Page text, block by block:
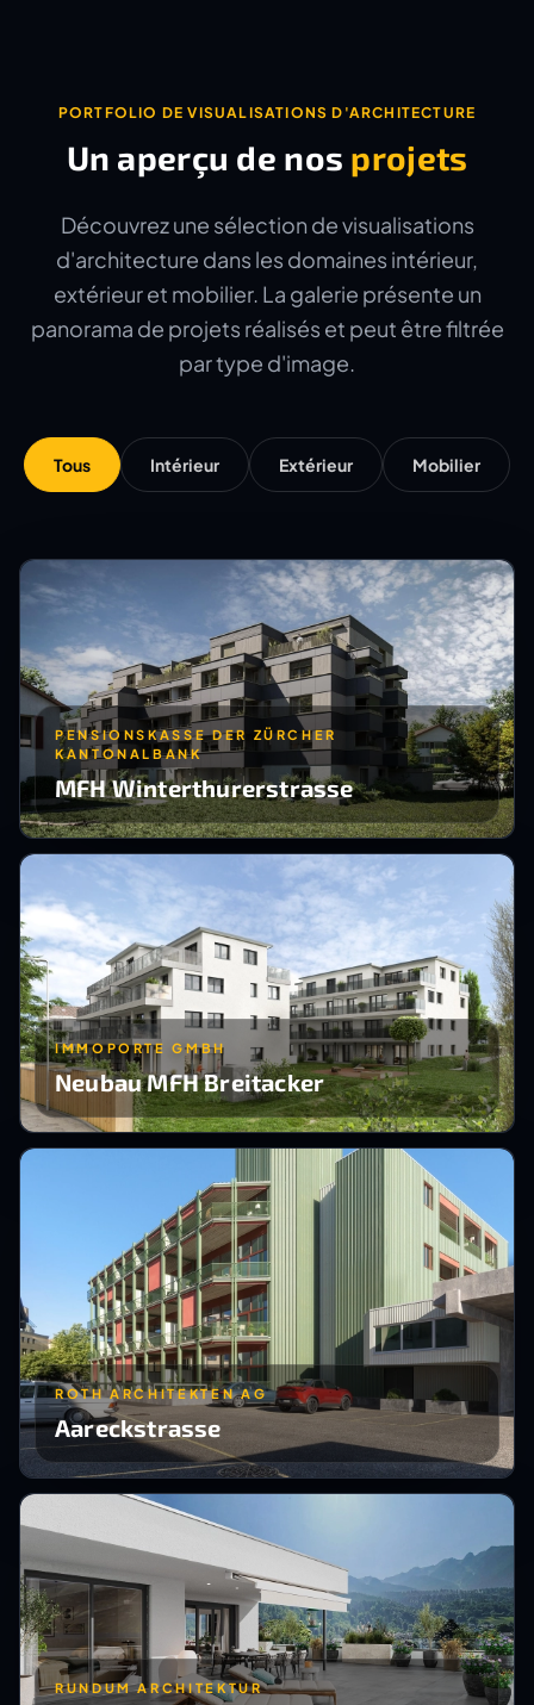
PORTFOLIO DE VISUALISATIONS D'ARCHITECTURE
Un aperçu de nos projets
Découvrez une sélection de visualisations
d'architecture dans les domaines intérieur,
extérieur et mobilier. La galerie présente un
panorama de projets réalisés et peut être filtrée
par type d'image.
Tous Intérieur Extérieur Mobilier
PENSIONSKASSE DER ZÜRCHER
KANTONALBANK
MFH Winterthurerstrasse
IMMOPORTE GMBH
Neubau MFH Breitacker
ROTH ARCHITEKTEN AG
Aareckstrasse
RUNDUM ARCHITEKTUR